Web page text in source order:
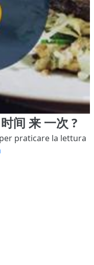
间 来 一次 ?
praticare la lettura